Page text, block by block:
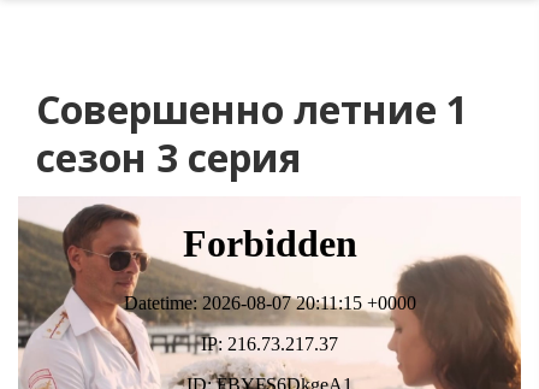
Совершенно летние 1
сезон 3 серия